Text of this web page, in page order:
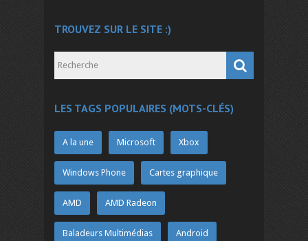
TROUVEZ SUR LE SITE :)
LES TAGS POPULAIRES (MOTS-CLÉS)
A la une Microsoft Xbox
Windows Phone Cartes graphique
AMD AMD Radeon
Baladeurs Multimédias Android